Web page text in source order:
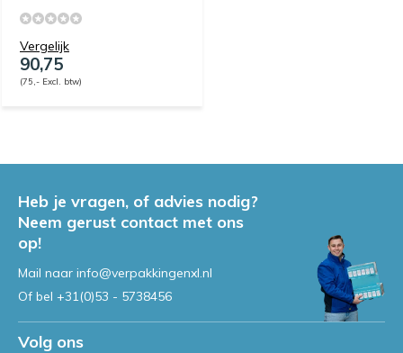
Vergelijk
90,75
(75,- Excl. btw)
Heb je vragen, of advies nodig?
Neem gerust contact met ons
op!
Mail naar info@verpakkingenxl.nl
Of bel +31(0)53 - 5738456
Volg ons